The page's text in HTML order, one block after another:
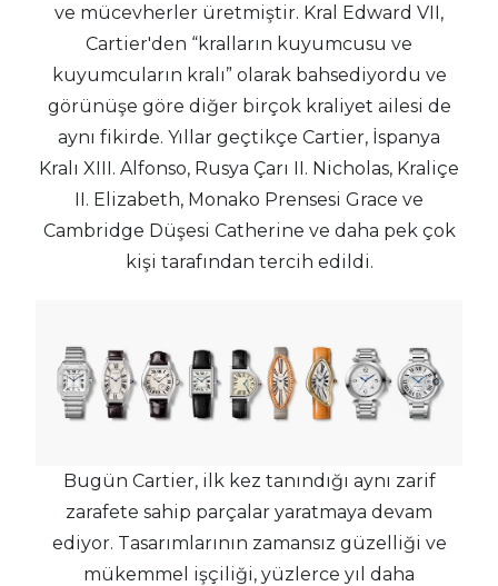
ve mücevherler üretmiştir. Kral Edward VII,
Cartier'den “kralların kuyumcusu ve
kuyumcuların kralı” olarak bahsediyordu ve
görünüşe göre diğer birçok kraliyet ailesi de
aynı fikirde. Yıllar geçtikçe Cartier, İspanya
Kralı XIII. Alfonso, Rusya Çarı II. Nicholas, Kraliçe
II. Elizabeth, Monako Prensesi Grace ve
Cambridge Düşesi Catherine ve daha pek çok
kişi tarafından tercih edildi.
Bugün Cartier, ilk kez tanındığı aynı zarif
zarafete sahip parçalar yaratmaya devam
ediyor. Tasarımlarının zamansız güzelliği ve
mükemmel işçiliği, yüzlerce yıl daha